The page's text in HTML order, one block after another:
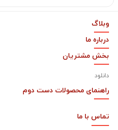
وبلاگ
درباره ما
بخش مشتریان
دانلود
راهنمای محصولات دست دوم
تماس با ما